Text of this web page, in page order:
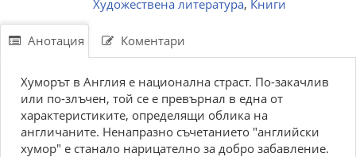
Художествена литература, Книги
Анотация Коментари
Хуморът в Англия е национална страст. По-закачлив
или по-злъчен, той се е превърнал в една от
характеристиките, определящи облика на
англичаните. Ненапразно съчетанието "английски
хумор" е станало нарицателно за добро забавление.